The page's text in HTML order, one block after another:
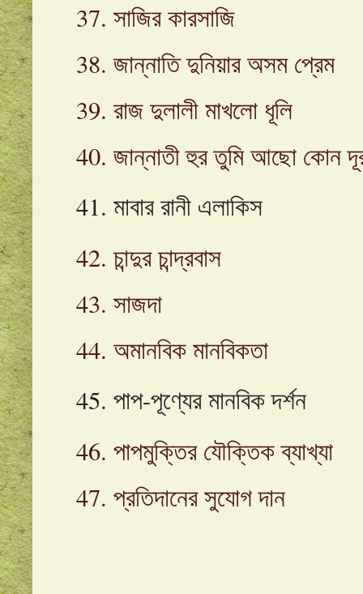
37. সাজির কারসাজি
38. জান্নাতি দুনিয়ার অসম প্রেম
39. রাজ দুলালী মাখলো ধূলি
40. জান্নাতী হুর তুমি আছো কোন
41. মাবার রানী এলাকিস
42. চান্দুর চান্দ্রবাস
43. সাজদা
44. অমানবিক মানবিকতা
45. পাপ-পূণ্যের মানবিক দর্শন
46. পাপমুক্তির যৌক্তিক ব্যাখ্যা
47. প্রতিদানের সুযোগ দান